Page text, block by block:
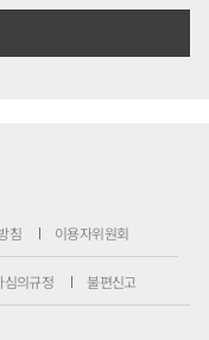
침 이용자위원회
심의규정 불편신고